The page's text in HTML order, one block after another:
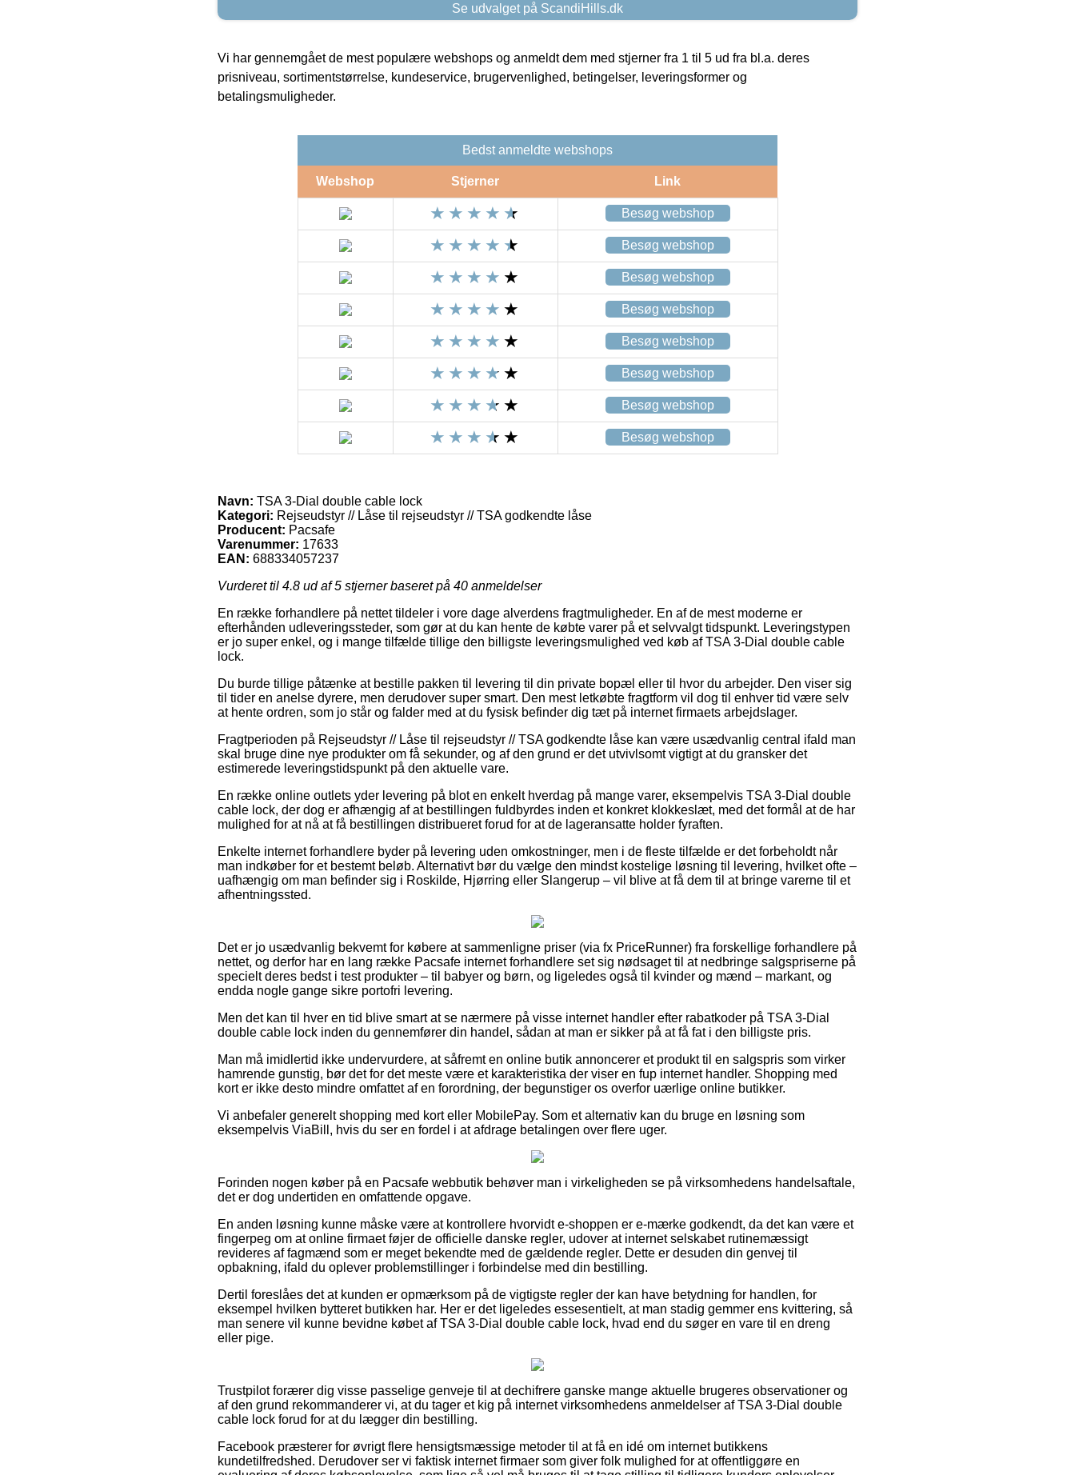
Se udvalget på ScandiHills.dk
Vi har gennemgået de mest populære webshops og anmeldt dem med stjerner fra 1 til 5 ud fra bl.a. deres
prisniveau, sortimentstørrelse, kundeservice, brugervenlighed, betingelser, leveringsformer og
betalingsmuligheder.
Bedst anmeldte webshops
Webshop Stjerner Link
Besøg webshop
Besøg webshop
Besøg webshop
Besøg webshop
Besøg webshop
Besøg webshop
Besøg webshop
Besøg webshop
Navn: TSA 3-Dial double cable lock
Kategori: Rejseudstyr // Låse til rejseudstyr // TSA godkendte låse
Producent: Pacsafe
Varenummer: 17633
EAN: 688334057237
Vurderet til 4.8 ud af 5 stjerner baseret på 40 anmeldelser
En række forhandlere på nettet tildeler i vore dage alverdens fragtmuligheder. En af de mest moderne er
efterhånden udleveringssteder, som gør at du kan hente de købte varer på et selvvalgt tidspunkt. Leveringstypen
er jo super enkel, og i mange tilfælde tillige den billigste leveringsmulighed ved køb af TSA 3-Dial double cable
lock.
Du burde tillige påtænke at bestille pakken til levering til din private bopæl eller til hvor du arbejder. Den viser sig
til tider en anelse dyrere, men derudover super smart. Den mest letkøbte fragtform vil dog til enhver tid være selv
at hente ordren, som jo står og falder med at du fysisk befinder dig tæt på internet firmaets arbejdslager.
Fragtperioden på Rejseudstyr // Låse til rejseudstyr // TSA godkendte låse kan være usædvanlig central ifald man
skal bruge dine nye produkter om få sekunder, og af den grund er det utvivlsomt vigtigt at du gransker det
estimerede leveringstidspunkt på den aktuelle vare.
En række online outlets yder levering på blot en enkelt hverdag på mange varer, eksempelvis TSA 3-Dial double
cable lock, der dog er afhængig af at bestillingen fuldbyrdes inden et konkret klokkeslæt, med det formål at de har
mulighed for at nå at få bestillingen distribueret forud for at de lageransatte holder fyraften.
Enkelte internet forhandlere byder på levering uden omkostninger, men i de fleste tilfælde er det forbeholdt når
man indkøber for et bestemt beløb. Alternativt bør du vælge den mindst kostelige løsning til levering, hvilket ofte –
uafhængig om man befinder sig i Roskilde, Hjørring eller Slangerup – vil blive at få dem til at bringe varerne til et
afhentningssted.
Det er jo usædvanlig bekvemt for købere at sammenligne priser (via fx PriceRunner) fra forskellige forhandlere på
nettet, og derfor har en lang række Pacsafe internet forhandlere set sig nødsaget til at nedbringe salgspriserne på
specielt deres bedst i test produkter – til babyer og børn, og ligeledes også til kvinder og mænd – markant, og
endda nogle gange sikre portofri levering.
Men det kan til hver en tid blive smart at se nærmere på visse internet handler efter rabatkoder på TSA 3-Dial
double cable lock inden du gennemfører din handel, sådan at man er sikker på at få fat i den billigste pris.
Man må imidlertid ikke undervurdere, at såfremt en online butik annoncerer et produkt til en salgspris som virker
hamrende gunstig, bør det for det meste være et karakteristika der viser en fup internet handler. Shopping med
kort er ikke desto mindre omfattet af en forordning, der begunstiger os overfor uærlige online butikker.
Vi anbefaler generelt shopping med kort eller MobilePay. Som et alternativ kan du bruge en løsning som
eksempelvis ViaBill, hvis du ser en fordel i at afdrage betalingen over flere uger.
Forinden nogen køber på en Pacsafe webbutik behøver man i virkeligheden se på virksomhedens handelsaftale,
det er dog undertiden en omfattende opgave.
En anden løsning kunne måske være at kontrollere hvorvidt e-shoppen er e-mærke godkendt, da det kan være et
fingerpeg om at online firmaet føjer de officielle danske regler, udover at internet selskabet rutinemæssigt
revideres af fagmænd som er meget bekendte med de gældende regler. Dette er desuden din genvej til
opbakning, ifald du oplever problemstillinger i forbindelse med din bestilling.
Dertil foreslåes det at kunden er opmærksom på de vigtigste regler der kan have betydning for handlen, for
eksempel hvilken bytteret butikken har. Her er det ligeledes essesentielt, at man stadig gemmer ens kvittering, så
man senere vil kunne bevidne købet af TSA 3-Dial double cable lock, hvad end du søger en vare til en dreng
eller pige.
Trustpilot forærer dig visse passelige genveje til at dechifrere ganske mange aktuelle brugeres observationer og
af den grund rekommanderer vi, at du tager et kig på internet virksomhedens anmeldelser af TSA 3-Dial double
cable lock forud for at du lægger din bestilling.
Facebook præsterer for øvrigt flere hensigtsmæssige metoder til at få en idé om internet butikkens
kundetilfredshed. Derudover ser vi faktisk internet firmaer som giver folk mulighed for at offentliggøre en